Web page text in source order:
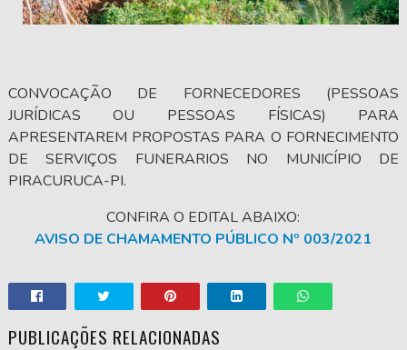
CONVOCAÇÃO DE FORNECEDORES (PESSOAS
JURÍDICAS OU PESSOAS FÍSICAS) PARA
APRESENTAREM PROPOSTAS PARA O FORNECIMENTO
DE SERVIÇOS FUNERARIOS NO MUNICÍPIO DE
PIRACURUCA-PI.
CONFIRA O EDITAL ABAIXO:
AVISO DE CHAMAMENTO PÚBLICO Nº 003/2021
PUBLICAÇÕES RELACIONADAS